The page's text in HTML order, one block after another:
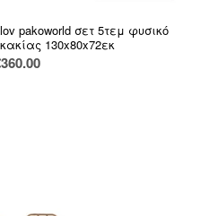
pakoworld σετ 5τεμ φυσικό
130x80x72εκ
360.00